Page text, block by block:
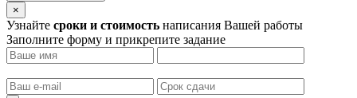
×
Узнайте сроки и стоимость написания Вашей работы
Заполните форму и прикрепите задание